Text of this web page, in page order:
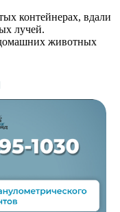
контейнерах, вдали
лучей.
домашних животных